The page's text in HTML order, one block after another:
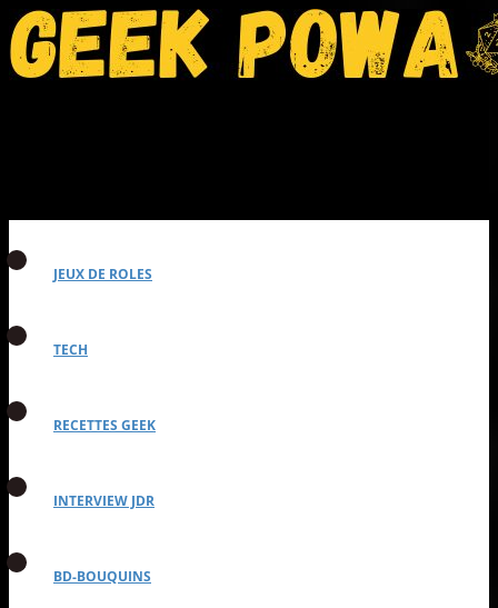
JEUX DE ROLES
TECH
RECETTES GEEK
INTERVIEW JDR
BD-BOUQUINS